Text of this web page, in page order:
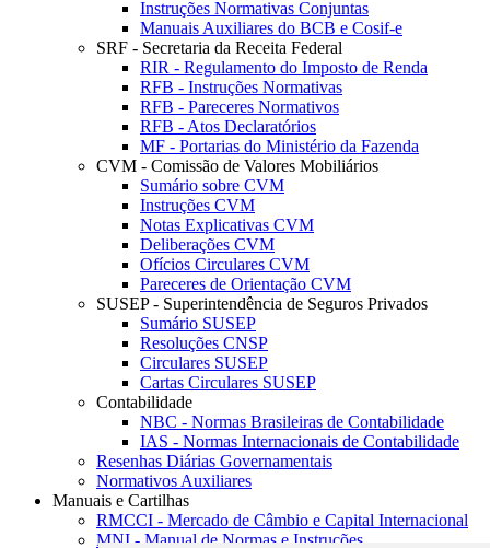
Instruções Normativas Conjuntas
Manuais Auxiliares do BCB e Cosif-e
SRF - Secretaria da Receita Federal
RIR - Regulamento do Imposto de Renda
RFB - Instruções Normativas
RFB - Pareceres Normativos
RFB - Atos Declaratórios
MF - Portarias do Ministério da Fazenda
CVM - Comissão de Valores Mobiliários
Sumário sobre CVM
Instruções CVM
Notas Explicativas CVM
Deliberações CVM
Ofícios Circulares CVM
Pareceres de Orientação CVM
SUSEP - Superintendência de Seguros Privados
Sumário SUSEP
Resoluções CNSP
Circulares SUSEP
Cartas Circulares SUSEP
Contabilidade
NBC - Normas Brasileiras de Contabilidade
IAS - Normas Internacionais de Contabilidade
Resenhas Diárias Governamentais
Normativos Auxiliares
Manuais e Cartilhas
RMCCI - Mercado de Câmbio e Capital Internacional
MNI - Manual de Normas e Instruções